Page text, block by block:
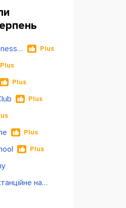
My English by Business Language Plus
Plus
Plus
Plus
Plus
Plus
Green Forest. Дистанційне навчання